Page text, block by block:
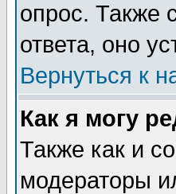
опрос. Также
ответа, оно
Вернуться к
Как я могу
Также как и
модераторы